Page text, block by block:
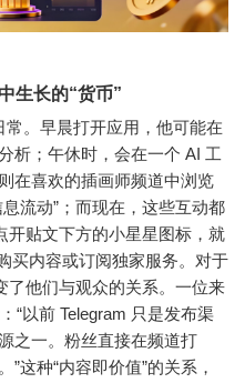
生长的“货币”
。早晨打开应用，他可能在
析；午休时，会在一个 AI 工
在喜欢的插画师频道中浏览
流动”；而现在，这些互动都
开贴文下方的小星星图标，就
买内容或订阅独家服务。对于
了他们与观众的关系。一位来
“以前 Telegram 只是发布渠
之一。粉丝直接在频道打
这种“内容即价值”的关系，